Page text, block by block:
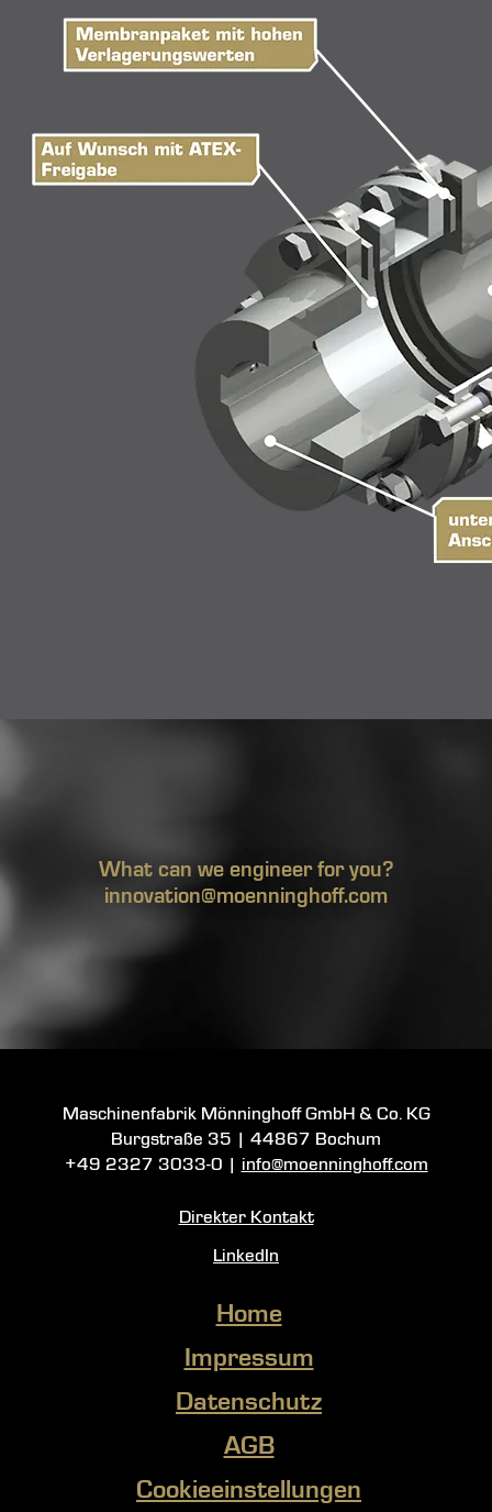
What can we engineer for you?
innovation@moenninghoff.com
Maschinenfabrik Mönninghoff GmbH & Co. KG
Burgstraße 35
44867 Bochum
+49 2327 3033-0
info@moenninghoff.com
Direkter Kontakt
LinkedIn
Home
Impressum
Datenschutz
AGB
Cookieeinstellungen